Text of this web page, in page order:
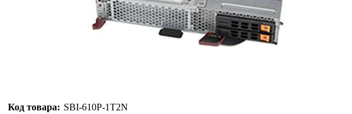
Код товара: SBI-610P-1T2N